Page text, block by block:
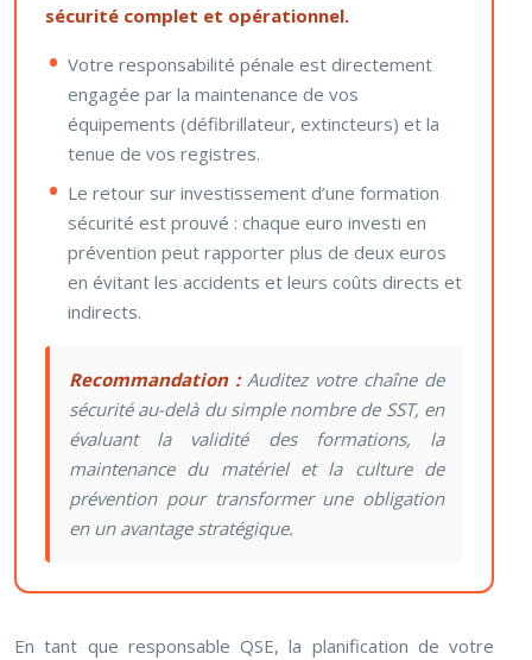
sécurité complet et opérationnel.
Votre responsabilité pénale est directement
engagée par la maintenance de vos
équipements (défibrillateur, extincteurs) et la
tenue de vos registres.
Le retour sur investissement d’une formation
sécurité est prouvé : chaque euro investi en
prévention peut rapporter plus de deux euros
en évitant les accidents et leurs coûts directs et
indirects.
Recommandation :Auditez votre chaîne de
sécurité au-delà du simple nombre de SST, en
évaluant la validité des formations, la
maintenance du matériel et la culture de
prévention pour transformer une obligation
en un avantage stratégique.
En tant que responsable QSE, la planification de votre